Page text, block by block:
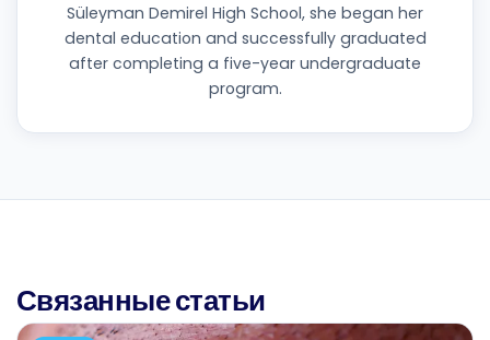
Süleyman Demirel High School, she began her
dental education and successfully graduated
after completing a five-year undergraduate
program.
Связанные статьи